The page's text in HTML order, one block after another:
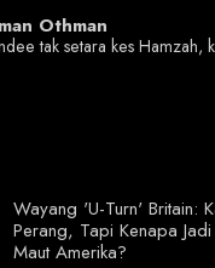
Othman
tak setara kes Hamzah,
Wayang 'U-Turn' Britain:
Perang, Tapi Kenapa
Maut Amerika?